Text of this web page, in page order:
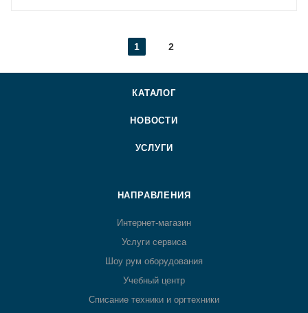
1 2
КАТАЛОГ
НОВОСТИ
УСЛУГИ
НАПРАВЛЕНИЯ
Интернет-магазин
Услуги сервиса
Шоу рум оборудования
Учебный центр
Списание техники и оргтехники